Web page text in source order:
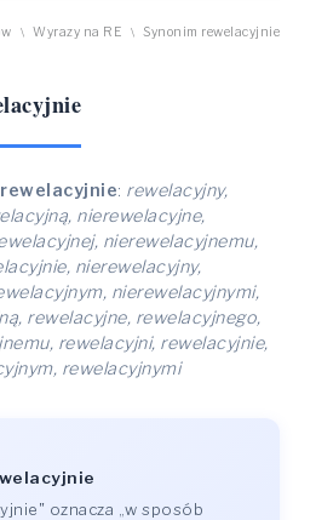
\ Wyrazy na RE \ Synonim rewelacyjnie
rewelacyjnie: rewelacyjny,
nierewelacyjne,
nierewelacyjnemu,
nierewelacyjny,
nierewelacyjnymi,
rewelacyjne, rewelacyjnego,
rewelacyjni, rewelacyjnie,
rewelacyjnymi
oznacza „w sposób